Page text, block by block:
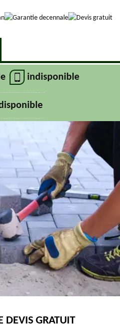
indisponible
DEVIS GRATUIT